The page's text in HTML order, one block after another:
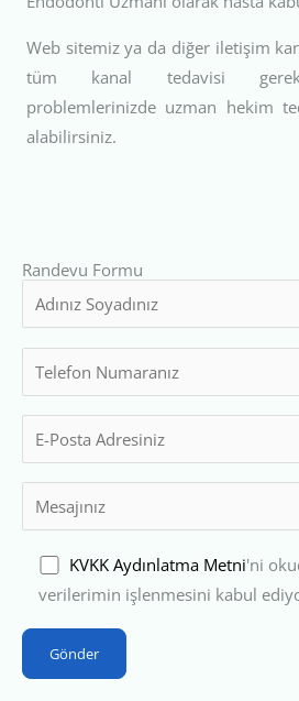
Web sitemiz ya da diğer iletişim
tüm kanal tedavisi
problemlerinizde uzman hekim
alabilirsiniz.
Randevu Formu
KVKK Aydınlatma Metni'ni
verilerimin işlenmesini kabul